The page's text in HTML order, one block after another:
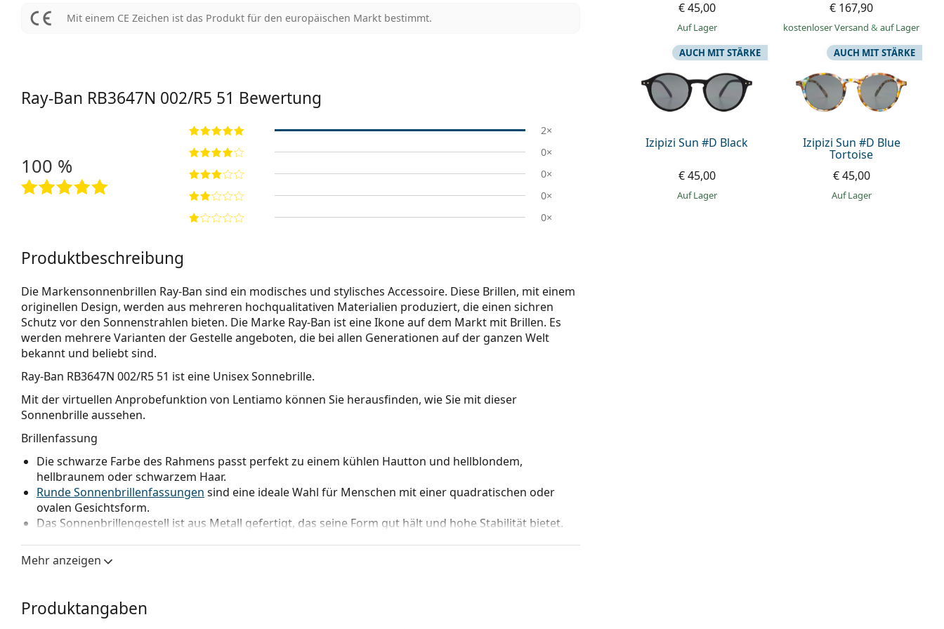
Mit einem CE Zeichen ist das Produkt für den europäischen Markt bestimmt.
€ 45,00
auf Lager
€ 167,90
kostenloser Versand& auf Lager
Izipizi Sun #D Black
AUCH MIT STÄRKE
€ 45,00
auf Lager
Izipizi Sun #D Blue
Tortoise
AUCH MIT STÄRKE
€ 45,00
auf Lager
Ray-Ban RB3647N 002/R5 51 Bewertung
100 %
2×
0×
0×
0×
0×
Produktbeschreibung
Die Markensonnenbrillen Ray-Ban sind ein modisches und stylisches Accessoire. Diese Brillen, mit einem
originellen Design, werden aus mehreren hochqualitativen Materialien produziert, die einen sichren
Schutz vor den Sonnenstrahlen bieten. Die Marke Ray-Ban ist eine Ikone auf dem Markt mit Brillen. Es
werden mehrere Varianten der Gestelle angeboten, die bei allen Generationen auf der ganzen Welt
bekannt und beliebt sind.
Ray-Ban RB3647N 002/R5 51 ist eine Unisex Sonnebrille.
Mit der virtuellen Anprobefunktion von Lentiamo können Sie herausfinden, wie Sie mit dieser
Sonnenbrille aussehen.
Brillenfassung
Die schwarze Farbe des Rahmens passt perfekt zu einem kühlen Hautton und hellblondem,
hellbraunem oder schwarzem Haar.
Runde Sonnenbrillenfassungen sind eine ideale Wahl für Menschen mit einer quadratischen oder
ovalen Gesichtsform.
Das Sonnenbrillengestell ist aus Metall gefertigt, das seine Form gut hält und hohe Stabilität bietet.
und erhöhen dadurch den Tragekomfort. Die Anpassung der Nasenpads sollte immer von einem
erfahrenen Optiker vorgenommen werden, um Schäden oder Brüche zu vermeiden.
Die grauen Gläser reduzieren die Intensität des Lichts, ohne den Kontrast zu beeinträchtigen oder die
Mehr anzeigen
Produktangaben